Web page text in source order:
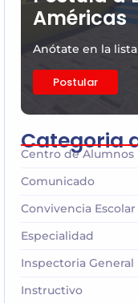
Américas
Anótate en la lista
Postular
Categoria
Centro de Alumnos
Comunicado
Convivencia Escolar
Especialidad
Inspectoria General
Instructivo